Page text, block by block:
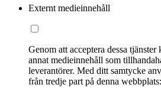
Externt medieinnehåll
Genom att acceptera dessa
annat medieinnehåll som
leverantörer. Med ditt samtycke
från tredje part på denna webbplats: